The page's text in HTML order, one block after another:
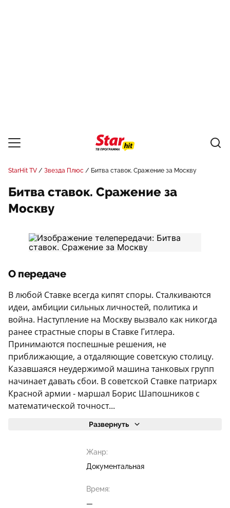
StarHit TV Звезда Плюс Битва ставок. Сражение за Москву
Битва ставок. Сражение за
Москву
О передаче
В любой Ставке всегда кипят споры. Сталкиваются
идеи, амбиции сильных личностей, политика и
война. Наступление на Москву вызвало как никогда
ранее страстные споры в Ставке Гитлера.
Принимаются поспешные решения, не
приближающие, а отдаляющие советскую столицу.
Казавшаяся неудержимой машина танковых групп
начинает давать сбои. В советской Ставке патриарх
Красной армии - маршал Борис Шапошников с
математической точност...
Развернуть
Жанр:
Документальная
Время:
—